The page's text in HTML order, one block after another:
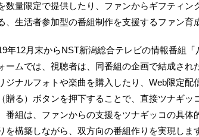
数量限定で提供したり、ファンからギフティ
、生活者参加型の番組制作を支援するファン育
年12月末からNST新潟総合テレビの情報番組
ームでは、視聴者は、同番組の企画で結成さ
ジナルフォトや楽曲を購入したり、Web限定
贈る）ボタンを押下することで、直接ツナギッ
番組は、ファンからの支援をツナギッコの具体
を構築しながら、双方向の番組作りを実現しま